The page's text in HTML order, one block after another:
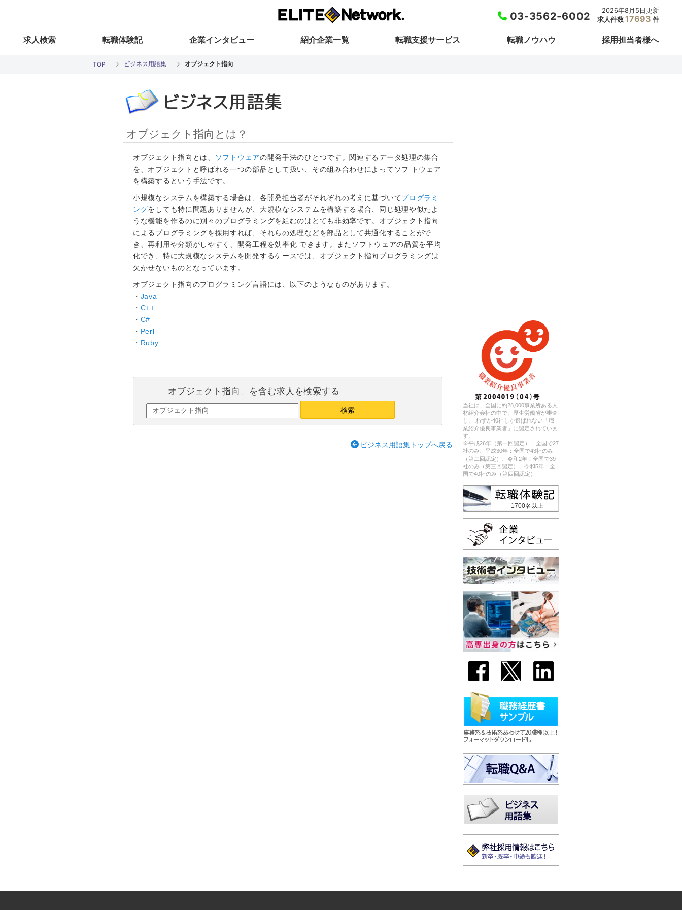
2026年8月5日更新
求人件数 17693 件
03-3562-6002
求人検索 転職体験記 企業インタビュー 紹介企業一覧 転職支援サービス 転職ノウハウ 採用担当者様へ
TOP ビジネス用語集 オブジェクト指向
オブジェクト指向とは？
オブジェクト指向とは、 ソフトウェアの開発手法のひとつです。関連するデータ処理の集合
を、オブジェクトと呼ばれる一つの部品として扱い、その組み合わせによってソフ トウェア
を構築するという手法です。
小規模なシステムを構築する場合は、各開発担当者がそれぞれの考えに基づいてプログラミ
ングをしても特に問題ありませんが、大規模なシステムを構築する場合、同じ処理や似たよ
うな機能を作るのに別々のプログラミングを組むのはとても非効率です。オブジェクト指向
によるプログラミングを採用すれば、それらの処理などを部品として共通化することがで
き、再利用や分類がしやすく、開発工程を効率化 できます。またソフトウェアの品質を平均
化でき、特に大規模なシステムを開発するケースでは、オブジェクト指向プログラミングは
欠かせないものとなっています。
オブジェクト指向のプログラミング言語には、以下のようなものがあります。
・ Java
・ C++
・ C#
・ Perl
・ Ruby
「オブジェクト指向」を含む求人を検索する
ビジネス用語集トップへ戻る
当社は、全国に約28,000事業所ある人
材紹介会社の中で、厚生労働省が審査
し、 わずか40社しか選ばれない「職
業紹介優良事業者」に認定されていま
す。
※平成26年（第一回認定）：全国で27
社のみ、平成30年：全国で43社のみ
（第二回認定）、令和2年：全国で39
社のみ（第三回認定）、令和5年：全
国で40社のみ（第四回認定）
1700名以上